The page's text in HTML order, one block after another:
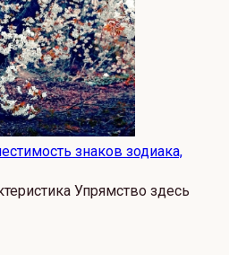
знаков зодиака,
Упрямство здесь